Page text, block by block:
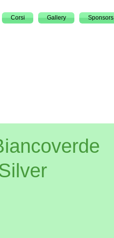
Corsi Gallery Sponsors